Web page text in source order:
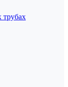
трубах